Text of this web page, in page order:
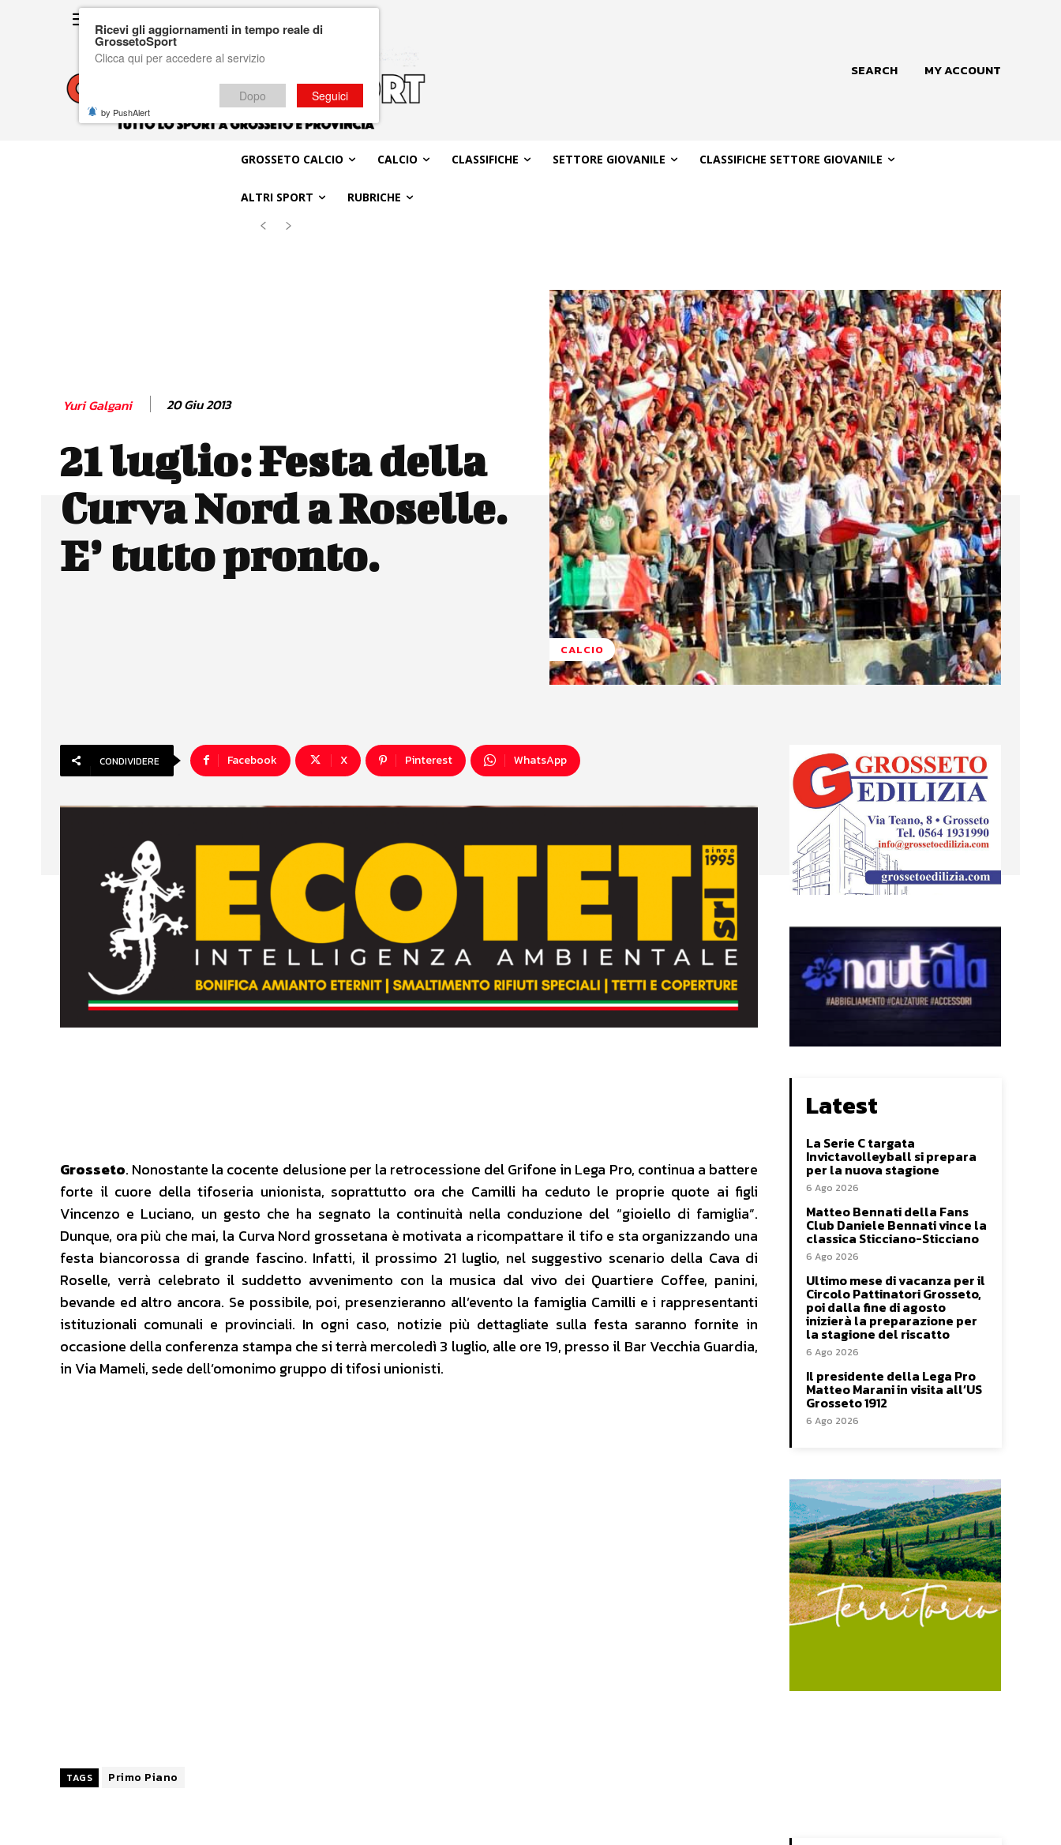
SEARCH MY ACCOUNT
GROSSETO CALCIO CALCIO CLASSIFICHE SETTORE GIOVANILE CLASSIFICHE SETTORE GIOVANILE
ALTRI SPORT RUBRICHE
Yuri Galgani 20 Giu 2013
21 luglio: Festa della
Curva Nord a Roselle.
E’ tutto pronto.
CALCIO
CONDIVIDERE Facebook X Pinterest WhatsApp
Grosseto. Nonostante la cocente delusione per la retrocessione del Grifone in Lega Pro, continua a battere
forte il cuore della tifoseria unionista, soprattutto ora che Camilli ha ceduto le proprie quote ai figli
Vincenzo e Luciano, un gesto che ha segnato la continuità nella conduzione del “gioiello di famiglia”.
Dunque, ora più che mai, la Curva Nord grossetana è motivata a ricompattare il tifo e sta organizzando una
festa biancorossa di grande fascino. Infatti, il prossimo 21 luglio, nel suggestivo scenario della Cava di
Roselle, verrà celebrato il suddetto avvenimento con la musica dal vivo dei Quartiere Coffee, panini,
bevande ed altro ancora. Se possibile, poi, presenzieranno all’evento la famiglia Camilli e i rappresentanti
istituzionali comunali e provinciali. In ogni caso, notizie più dettagliate sulla festa saranno fornite in
occasione della conferenza stampa che si terrà mercoledì 3 luglio, alle ore 19, presso il Bar Vecchia Guardia,
in Via Mameli, sede dell’omonimo gruppo di tifosi unionisti.
TAGS Primo Piano
Latest
La Serie C targata
Invictavolleyball si prepara
per la nuova stagione
6 Ago 2026
Matteo Bennati della Fans
Club Daniele Bennati vince la
classica Sticciano-Sticciano
6 Ago 2026
Ultimo mese di vacanza per il
Circolo Pattinatori Grosseto,
poi dalla fine di agosto
inizierà la preparazione per
la stagione del riscatto
6 Ago 2026
Il presidente della Lega Pro
Matteo Marani in visita all’US
Grosseto 1912
6 Ago 2026
Ricevi gli aggiornamenti in tempo reale di
GrossetoSport
Clicca qui per accedere al servizio
Dopo Seguici
by PushAlert